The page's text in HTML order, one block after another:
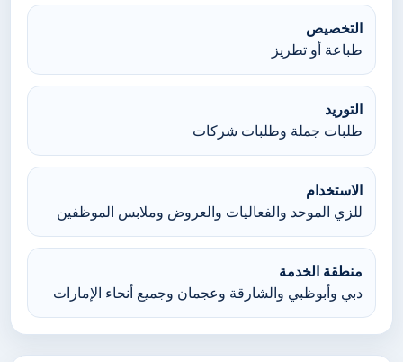
التخصيص
طباعة أو تطريز
التوريد
طلبات جملة وطلبات شركات
الاستخدام
للزي الموحد والفعاليات والعروض وملابس الموظفين
منطقة الخدمة
دبي وأبوظبي والشارقة وعجمان وجميع أنحاء الإمارات